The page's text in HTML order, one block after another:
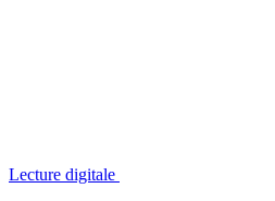
Lecture digitale